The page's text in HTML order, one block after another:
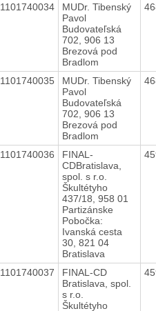
1101740034
MUDr. Tibenský
Pavol
Budovateľská
702, 906 13
Brezová pod
Bradlom
1101740035
MUDr. Tibenský
Pavol
Budovateľská
702, 906 13
Brezová pod
Bradlom
1101740036
FINAL-
CDBratislava,
spol. s r.o.
Škultétyho
437/18, 958 01
Partizánske
Pobočka:
Ivanská cesta
30, 821 04
Bratislava
1101740037
FINAL-CD
Bratislava, spol.
s r.o.
Škultétyho